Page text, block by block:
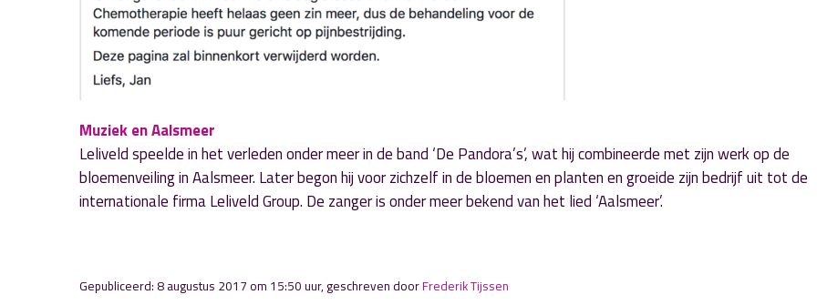
Muziek en Aalsmeer
Leliveld speelde in het verleden onder meer in de band ‘De Pandora’s’, wat hij combineerde met zijn werk op de
bloemenveiling in Aalsmeer. Later begon hij voor zichzelf in de bloemen en planten en groeide zijn bedrijf uit tot de
internationale firma Leliveld Group. De zanger is onder meer bekend van het lied ‘Aalsmeer’.
Gepubliceerd: 8 augustus 2017 om 15:50 uur, geschreven doorFrederik Tijssen